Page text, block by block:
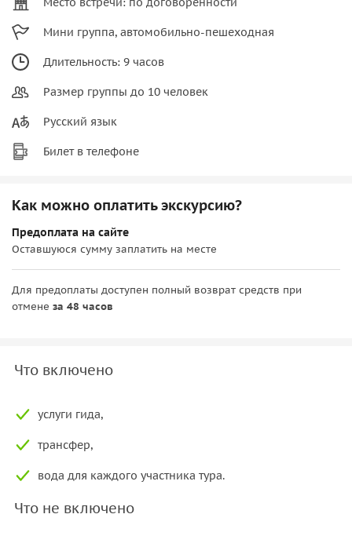
Мини группа, автомобильно-пешеходная
Длительность: 9 часов
Размер группы до 10 человек
Русский язык
Билет в телефоне
Как можно оплатить экскурсию?
Предоплата на сайте
Оставшуюся сумму заплатить на месте
Для предоплаты доступен полный возврат средств при
отмене за 48 часов
Что включено
услуги гида,
трансфер,
вода для каждого участника тура.
Что не включено